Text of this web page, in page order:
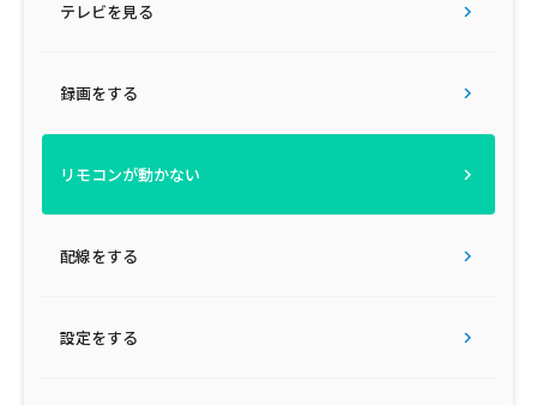
テレビを見る
録画をする
リモコンが動かない
配線をする
設定をする